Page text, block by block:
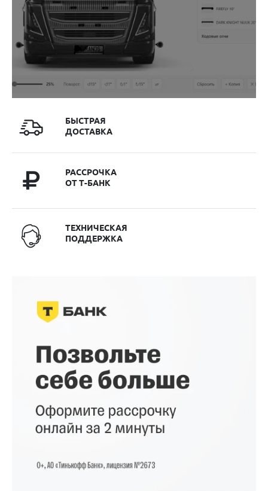
БЫСТРАЯ
ДОСТАВКА
РАССРОЧКА
ОТ Т-БАНК
ТЕХНИЧЕСКАЯ
ПОДДЕРЖКА